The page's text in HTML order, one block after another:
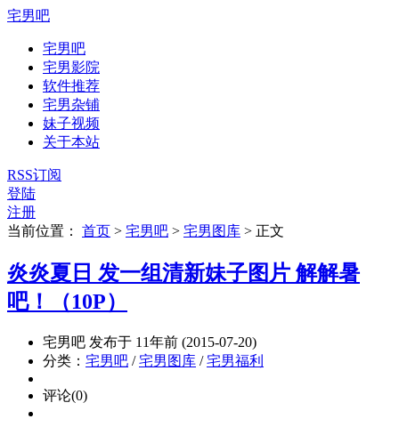
宅男吧
宅男吧
宅男影院
软件推荐
宅男杂铺
妹子视频
关于本站
RSS订阅
登陆
注册
当前位置：
首页 > 宅男吧 > 宅男图库 > 正文
炎炎夏日 发一组清新妹子图片 解解暑
吧！（10P）
宅男吧 发布于 11年前 (2015-07-20)
分类： 宅男吧 /宅男图库 /宅男福利
评论(0)